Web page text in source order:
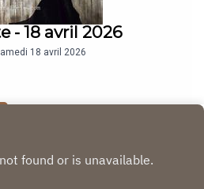
- 18 avril 2026
18 avril 2026